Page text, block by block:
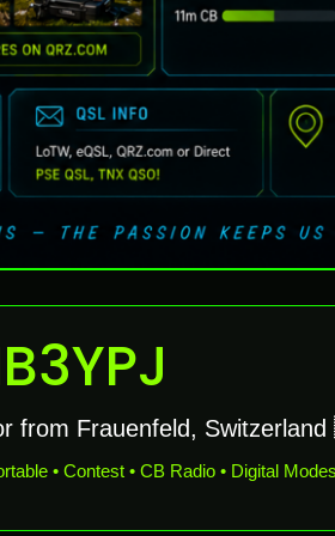
from Frauenfeld,
• Contest • CB Radio • Digital